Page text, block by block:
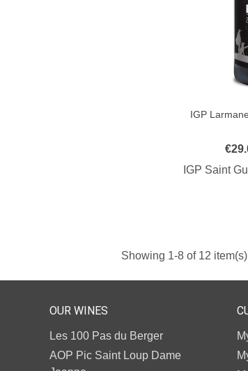
IGP
IGP Saint
Showing 1-8 of 12 item(s)
OUR WINES
Les 100 Pas du Berger
AOP Pic Saint Loup Dame